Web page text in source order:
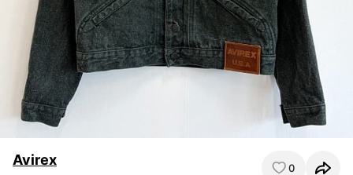
Avirex 0